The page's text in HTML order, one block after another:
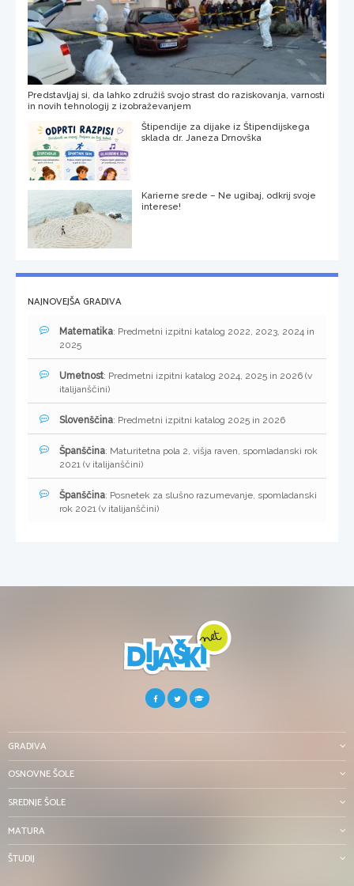
Predstavljaj si, da lahko združiš svojo strast do raziskovanja, varnosti
in novih tehnologij z izobraževanjem
Štipendije za dijake iz Štipendijskega
sklada dr. Janeza Drnovška
Karierne srede – Ne ugibaj, odkrij svoje
interese!
NAJNOVEJŠA GRADIVA
Matematika: Predmetni izpitni katalog 2022, 2023, 2024 in
2025
Umetnost: Predmetni izpitni katalog 2024, 2025 in 2026 (v
italijanščini)
Slovenščina: Predmetni izpitni katalog 2025 in 2026
Španščina: Maturitetna pola 2, višja raven, spomladanski rok
2021 (v italijanščini)
Španščina: Posnetek za slušno razumevanje, spomladanski
rok 2021 (v italijanščini)
GRADIVA
OSNOVNE ŠOLE
SREDNJE ŠOLE
MATURA
ŠTUDIJ